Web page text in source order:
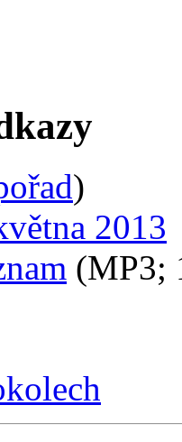
)
2013
(MP3;